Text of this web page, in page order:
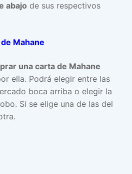
abajo de sus respectivos
Mahane
una carta de Mahane
ella. Podrá elegir entre las
boca arriba o elegir la
Si se elige una de las del